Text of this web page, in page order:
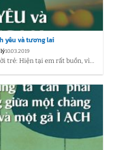
yêu và tương lai
10.03.2019
trẻ: Hiện tại em rất buồn, vì...